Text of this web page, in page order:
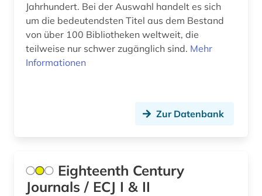
geschichte 1918 - 1989 (1)
geschichte 1920- (1)
geschichte 1945-1991 (1)
großbritannien (8)
Jahrhundert. Bei der Auswahl handelt es sich
um die bedeutendsten Titel aus dem Bestand
von über 100 Bibliotheken weltweit, die
teilweise nur schwer zugänglich sind. Mehr
Informationen
Zur Datenbank
Eighteenth Century
Journals / ECJ I & II